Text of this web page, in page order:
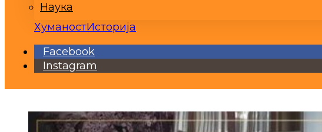
Наука
ХуманостИсторија
Facebook
Instagram